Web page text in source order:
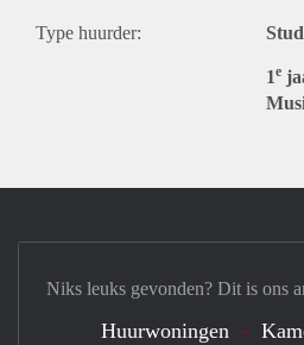
Type huurder:
1e
Niks leuks gevonden? Dit is ons
Huurwoningen